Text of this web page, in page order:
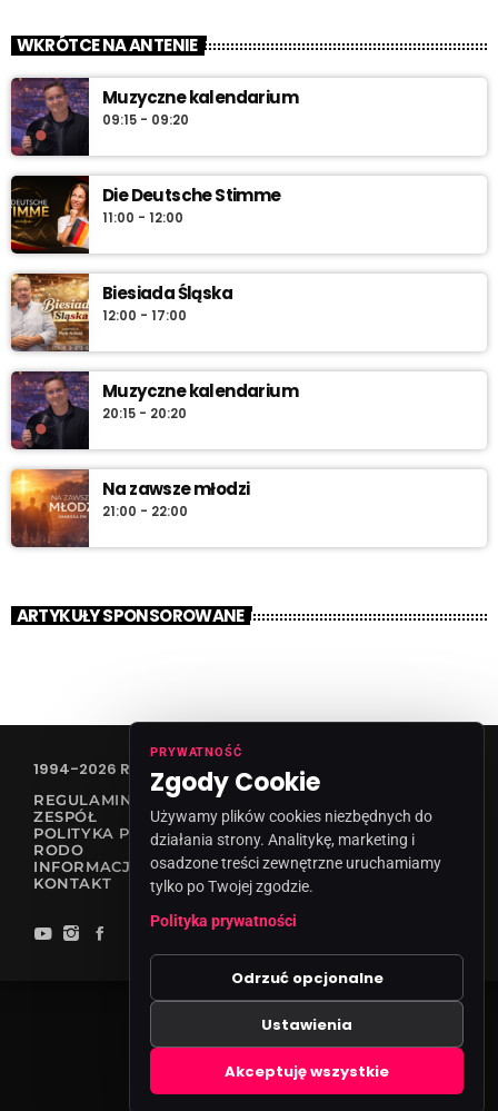
WKRÓTCE NA ANTENIE
Muzyczne kalendarium
09:15 - 09:20
Die Deutsche Stimme
11:00 - 12:00
Biesiada Śląska
12:00 - 17:00
Muzyczne kalendarium
20:15 - 20:20
Na zawsze młodzi
21:00 - 22:00
ARTYKUŁY SPONSOROWANE
1994-2026 RADIO VANESSA SPÓŁKA Z O.O
REGULAMIN KONKURSÓW
ZESPÓŁ
POLITYKA PRYWATNOŚCI
RODO
INFORMACJA O NADAWCY
KONTAKT
PRYWATNOŚĆ
Zgody Cookie
Używamy plików cookies niezbędnych do
działania strony. Analitykę, marketing i
osadzone treści zewnętrzne uruchamiamy
tylko po Twojej zgodzie.
Polityka prywatności
Odrzuć opcjonalne
Ustawienia
Akceptuję wszystkie
Zgody cookies